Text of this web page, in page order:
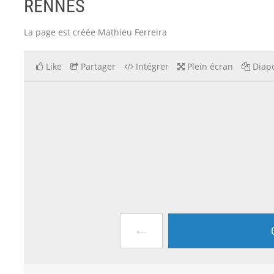
RENNES
La page est créée Mathieu Ferreira
Like Partager Intégrer Plein écran
←